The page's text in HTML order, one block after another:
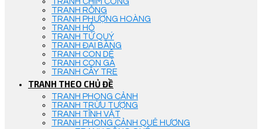
TRANH RỒNG
TRANH PHƯỢNG HOÀNG
TRANH HỔ
TRANH TỨ QUÝ
TRANH ĐẠI BÀNG
TRANH CON DÊ
TRANH CON GÀ
TRANH CÂY TRE
TRANH THEO CHỦ ĐỀ
TRANH PHONG CẢNH
TRANH TRỪU TƯỢNG
TRANH TĨNH VẬT
TRANH PHONG CẢNH QUÊ HƯƠNG